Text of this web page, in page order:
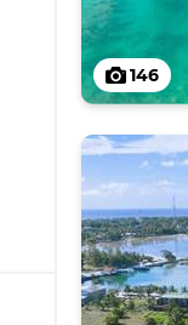
146